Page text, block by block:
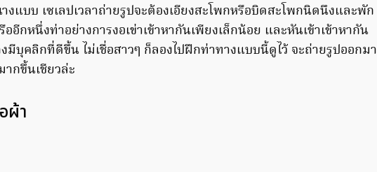
งแบบ เซเลปเวลาถ่ายรูปจะต้องเอียงสะโพกหรือบิดสะโพกนิดนึงและพัก
อีกหนึ่งท่าอย่างการงอเข่าเข้าหากันเพียงเล็กน้อย และหันเข้าเข้าหากัน
มีบุคลิกที่ดีขึ้น ไม่เชื่อสาวๆ ก็ลองไปฝึกท่าทางแบบนี้ดูไว้ จะถ่ายรูปออกมา
ากขึ้นเชียวล่ะ
ผ้า